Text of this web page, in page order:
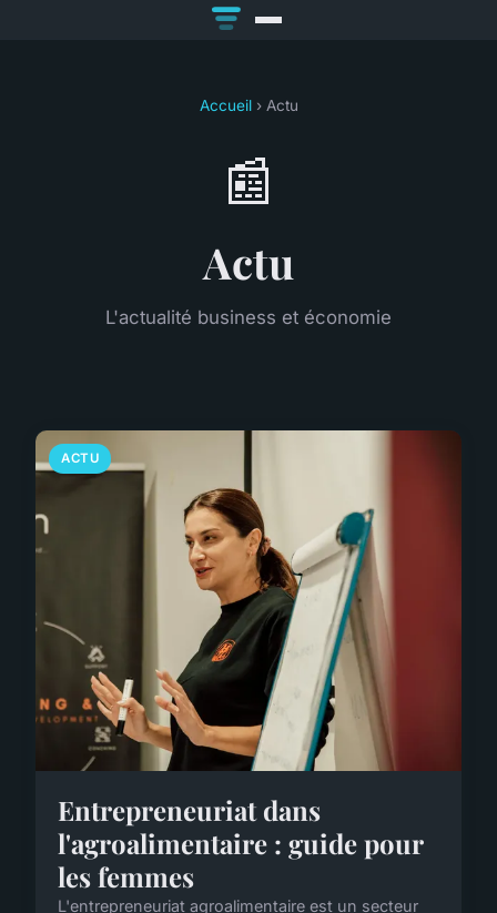
Accueil› Actu
📰
Actu
L'actualité business et économie
ACTU
Entrepreneuriat dans
l'agroalimentaire : guide pour
les femmes
L'entrepreneuriat agroalimentaire est un secteur